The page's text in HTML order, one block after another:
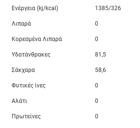
Ενέργεια (kj/kcal) 1385/326
Λιπαρά 0
Κορεσμένα Λιπαρά 0
Υδατάνθρακες 81,5
Σάκχαρα 58,6
Φυτικές ίνες 0
Αλάτι 0
Πρωτείνες 0